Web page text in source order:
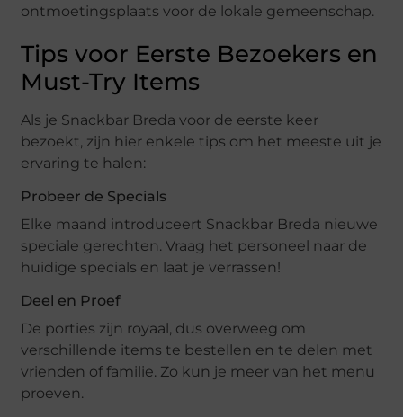
ontmoetingsplaats voor de lokale gemeenschap.
Tips voor Eerste Bezoekers en
Must-Try Items
Als je Snackbar Breda voor de eerste keer
bezoekt, zijn hier enkele tips om het meeste uit je
ervaring te halen:
Probeer de Specials
Elke maand introduceert Snackbar Breda nieuwe
speciale gerechten. Vraag het personeel naar de
huidige specials en laat je verrassen!
Deel en Proef
De porties zijn royaal, dus overweeg om
verschillende items te bestellen en te delen met
vrienden of familie. Zo kun je meer van het menu
proeven.